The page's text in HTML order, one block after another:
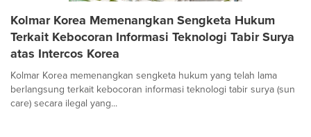
Kolmar Korea Memenangkan Sengketa Hukum
Terkait Kebocoran Informasi Teknologi Tabir Surya
atas Intercos Korea
Kolmar Korea memenangkan sengketa hukum yang telah lama
berlangsung terkait kebocoran informasi teknologi tabir surya (sun
care) secara ilegal yang...